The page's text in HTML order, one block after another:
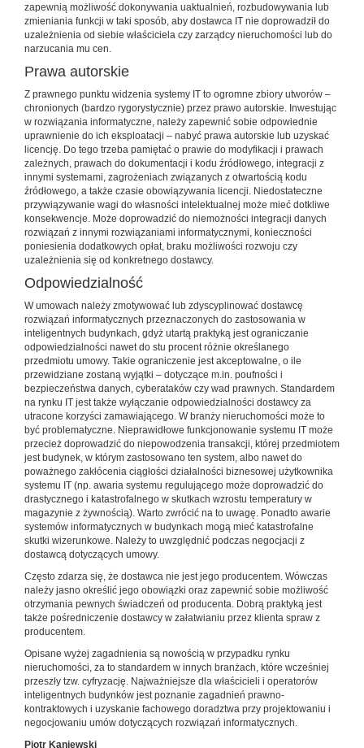
zapewnią możliwość dokonywania uaktualnień, rozbudowywania lub
zmieniania funkcji w taki sposób, aby dostawca IT nie doprowadził do
uzależnienia od siebie właściciela czy zarządcy nieruchomości lub do
narzucania mu cen.
Prawa autorskie
Z prawnego punktu widzenia systemy IT to ogromne zbiory utworów –
chronionych (bardzo rygorystycznie) przez prawo autorskie. Inwestując
w rozwiązania informatyczne, należy zapewnić sobie odpowiednie
uprawnienie do ich eksploatacji – nabyć prawa autorskie lub uzyskać
licencję. Do tego trzeba pamiętać o prawie do modyfikacji i prawach
zależnych, prawach do dokumentacji i kodu źródłowego, integracji z
innymi systemami, zagrożeniach związanych z otwartością kodu
źródłowego, a także czasie obowiązywania licencji. Niedostateczne
przywiązywanie wagi do własności intelektualnej może mieć dotkliwe
konsekwencje. Może doprowadzić do niemożności integracji danych
rozwiązań z innymi rozwiązaniami informatycznymi, konieczności
poniesienia dodatkowych opłat, braku możliwości rozwoju czy
uzależnienia się od konkretnego dostawcy.
Odpowiedzialność
W umowach należy zmotywować lub zdyscyplinować dostawcę
rozwiązań informatycznych przeznaczonych do zastosowania w
inteligentnych budynkach, gdyż utartą praktyką jest ograniczanie
odpowiedzialności nawet do stu procent różnie określanego
przedmiotu umowy. Takie ograniczenie jest akceptowalne, o ile
przewidziane zostaną wyjątki – dotyczące m.in. poufności i
bezpieczeństwa danych, cyberataków czy wad prawnych. Standardem
na rynku IT jest także wyłączanie odpowiedzialności dostawcy za
utracone korzyści zamawiającego. W branży nieruchomości może to
być problematyczne. Nieprawidłowe funkcjonowanie systemu IT może
przecież doprowadzić do niepowodzenia transakcji, której przedmiotem
jest budynek, w którym zastosowano ten system, albo nawet do
poważnego zakłócenia ciągłości działalności biznesowej użytkownika
systemu IT (np. awaria systemu regulującego może doprowadzić do
drastycznego i katastrofalnego w skutkach wzrostu temperatury w
magazynie z żywnością). Warto zwrócić na to uwagę. Ponadto awarie
systemów informatycznych w budynkach mogą mieć katastrofalne
skutki wizerunkowe. Należy to uwzględnić podczas negocjacji z
dostawcą dotyczących umowy.
Często zdarza się, że dostawca nie jest jego producentem. Wówczas
należy jasno określić jego obowiązki oraz zapewnić sobie możliwość
otrzymania pewnych świadczeń od producenta. Dobrą praktyką jest
także pośredniczenie dostawcy w załatwianiu przez klienta spraw z
producentem.
Opisane wyżej zagadnienia są nowością w przypadku rynku
nieruchomości, za to standardem w innych branżach, które wcześniej
przeszły tzw. cyfryzację. Najważniejsze dla właścicieli i operatorów
inteligentnych budynków jest poznanie zagadnień prawno-
kontraktowych i uzyskanie fachowego doradztwa przy projektowaniu i
negocjowaniu umów dotyczących rozwiązań informatycznych.
Piotr Kaniewski